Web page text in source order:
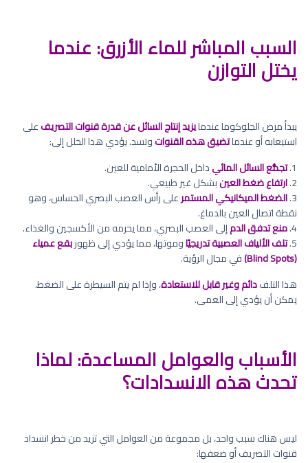
السبب المباشر للماء الأزرق: عندما
يختل التوازن
يبدأ مرض الجلوكوما عندمايزيد إنتاج السائل عن قدرة قنوات التصريفعلى
استيعابه أو عندماتضيق هذه القنواتوتسد. يؤدي هذا الخلل إلى:
1. تجمُّع السائل المائيداخل الحجرة الأمامية للعين.
2. ارتفاع ضغط العينبشكل غير طبيعي.
3. الضغط الميكانيكي المستمرعلى رأس العصب البصري الحساس، وهو
نقطة اتصال العين بالدماغ.
4. منع تدفق الدمإلى العصب البصري، مما يحرمه من الأكسجين والغذاء.
5. تلف الألياف العصبية تدريجيًاوموتها، مما يؤدي إلى ظهوربقع عمياء
(Blind Spots)
في مجال الرؤية.
هذا التلفدائم وغير قابل للاستعادة، وإذا لم يتم السيطرة على الضغط،
يمكن أن يؤدي إلى العمى.
الأسباب والعوامل المساعدة: لماذا
تحدث هذه الانسدادات؟
ليس هناك سبب واحد، بل مجموعة من العوامل التي تزيد من خطر انسداد
قنوات التصريف أو ضعفها: